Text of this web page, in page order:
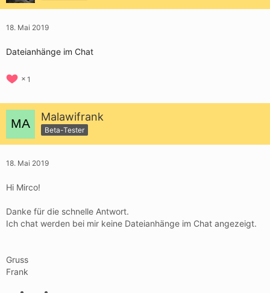
18. Mai 2019
Dateianhänge im Chat
1
Malawifrank
Beta-Tester
18. Mai 2019
Hi Mirco!
Danke für die schnelle Antwort.
Ich chat werden bei mir keine Dateianhänge im Chat angezeigt.
Gruss
Frank